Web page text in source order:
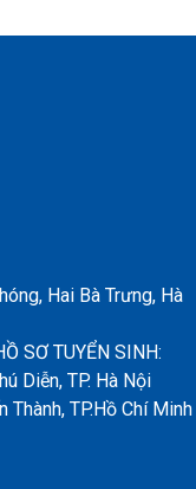
Hai Bà Trưng, Hà
SƠ TUYỂN SINH:
Diễn, TP. Hà Nội
Thành, TP.Hồ Chí Minh